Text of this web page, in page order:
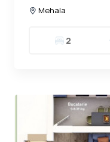
Mehala
2